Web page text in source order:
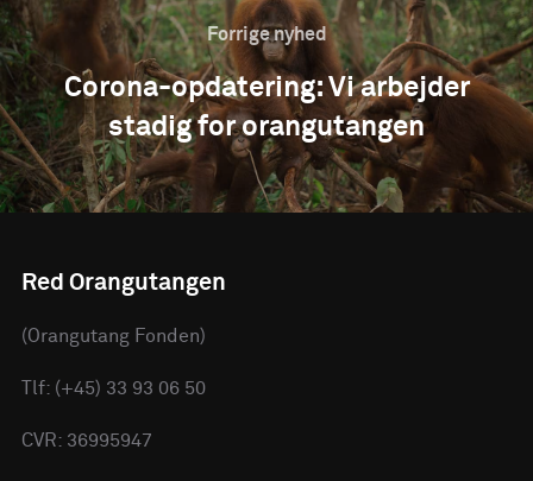
Forrige nyhed
Corona-opdatering: Vi arbejder
stadig for orangutangen
Red Orangutangen
(Orangutang Fonden)
Tlf: (+45) 33 93 06 50
CVR: 36995947